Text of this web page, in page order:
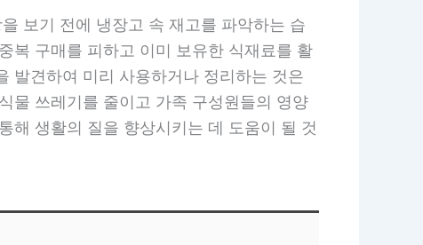
보기 전에 냉장고 속 재고를 파악하는 습
복 구매를 피하고 이미 보유한 식재료를 활
발견하여 미리 사용하거나 정리하는 것은
물 쓰레기를 줄이고 가족 구성원들의 영양
해 생활의 질을 향상시키는 데 도움이 될 것